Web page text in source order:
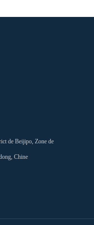
de Beijipo, Zone de
Chine